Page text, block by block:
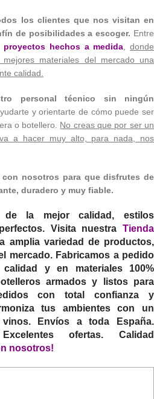
los clientes que nos visitan en
de posibilidades a escoger. Entre
proyectos hechos a medida
donde
materiales del mercado una
calidad.
personal técnico sin ningún
y orientarte de cómo puede ser
o botellero. No creas que por ser un
a hacer muy alto, para nada, nos
con nosotros para que disfrutes de
duradero y muy fiable.
de la mejor calidad, estilos
Visita nuestra Tienda
amplia variedad de productos,
mercado. Fabricamos a pedido
y en materiales 100%
armados y listos para
con total confianza y
tus ambientes con un
Envíos a toda España.
ofertas. Calidad
nosotros!